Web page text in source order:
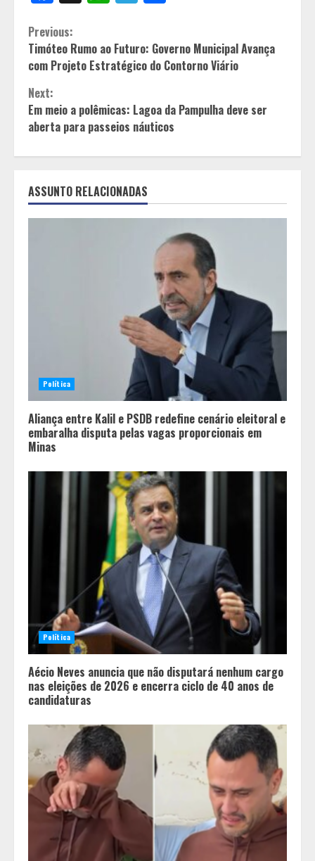
Continue
Reading
Previous:
Timóteo Rumo ao Futuro: Governo Municipal Avança
com Projeto Estratégico do Contorno Viário
Next:
Em meio a polêmicas: Lagoa da Pampulha deve ser
aberta para passeios náuticos
ASSUNTO RELACIONADAS
Política
Aliança entre Kalil e PSDB redefine cenário eleitoral e
embaralha disputa pelas vagas proporcionais em
Minas
Política
Aécio Neves anuncia que não disputará nenhum cargo
nas eleições de 2026 e encerra ciclo de 40 anos de
candidaturas
Parque do Palácio tem
programação de família no Dia dos
Pais